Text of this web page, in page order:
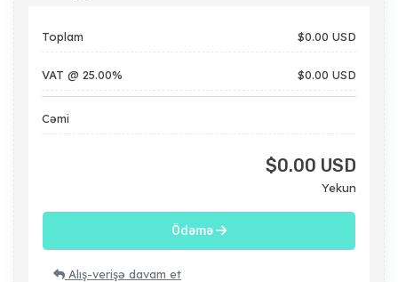
Toplam $0.00 USD
VAT @ 25.00% $0.00 USD
Cəmi
$0.00 USD
Yekun
Ödəmə
Alış-verişə davam et